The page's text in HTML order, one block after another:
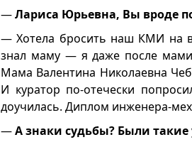
—Лариса Юрьевна, Вы вроде
— Хотела бросить наш КМИ на
знал маму — я даже после
Мама Валентина Николаевна
И куратор по-отечески
доучилась. Диплом инженера-
—А знаки судьбы? Были такие